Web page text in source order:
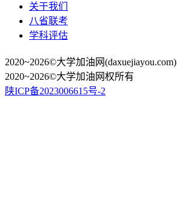
关于我们
八省联考
学科评估
2020~2026©大学加油网(daxuejiayou.com)
2020~2026©大学加油网权所有
陕ICP备2023006615号-2